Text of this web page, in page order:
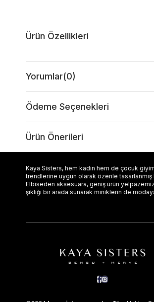
Ürün Özellikleri
Yorumlar(0)
Ödeme Seçenekleri
Ürün Önerileri
Kaya Sisters, hem kadın hem de çocuk
trendlerine uygun olarak özenle tasarlanmış
Elbiseden aksesuara, geniş ürün
şıklığı bir arada sunarak miniklerin de